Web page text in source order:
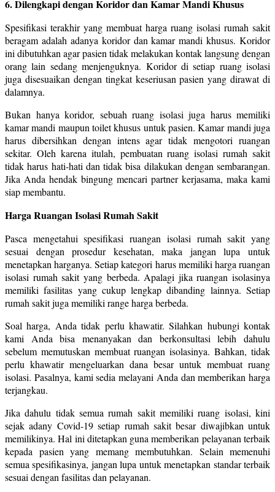
6. Dilengkapi dengan Koridor dan Kamar Mandi Khusus
Spesifikasi terakhir yang membuat harga ruang isolasi rumah sakit
beragam adalah adanya koridor dan kamar mandi khusus. Koridor
ini dibutuhkan agar pasien tidak melakukan kontak langsung dengan
orang lain sedang menjenguknya. Koridor di setiap ruang isolasi
juga disesuaikan dengan tingkat keseriusan pasien yang dirawat di
dalamnya.
Bukan hanya koridor, sebuah ruang isolasi juga harus memiliki
kamar mandi maupun toilet khusus untuk pasien. Kamar mandi juga
harus dibersihkan dengan intens agar tidak mengotori ruangan
sekitar. Oleh karena itulah, pembuatan ruang isolasi rumah sakit
tidak harus hati-hati dan tidak bisa dilakukan dengan sembarangan.
Jika Anda hendak bingung mencari partner kerjasama, maka kami
siap membantu.
Harga Ruangan Isolasi Rumah Sakit
Pasca mengetahui spesifikasi ruangan isolasi rumah sakit yang
sesuai dengan prosedur kesehatan, maka jangan lupa untuk
menetapkan harganya. Setiap kategori harus memiliki harga ruangan
isolasi rumah sakit yang berbeda. Apalagi jika ruangan isolasinya
memiliki fasilitas yang cukup lengkap dibanding lainnya. Setiap
rumah sakit juga memiliki range harga berbeda.
Soal harga, Anda tidak perlu khawatir. Silahkan hubungi kontak
kami Anda bisa menanyakan dan berkonsultasi lebih dahulu
sebelum memutuskan membuat ruangan isolasinya. Bahkan, tidak
perlu khawatir mengeluarkan dana besar untuk membuat ruang
isolasi. Pasalnya, kami sedia melayani Anda dan memberikan harga
terjangkau.
Jika dahulu tidak semua rumah sakit memiliki ruang isolasi, kini
sejak adany Covid-19 setiap rumah sakit besar diwajibkan untuk
memilikinya. Hal ini ditetapkan guna memberikan pelayanan terbaik
kepada pasien yang memang membutuhkan. Selain memenuhi
semua spesifikasinya, jangan lupa untuk menetapkan standar terbaik
sesuai dengan fasilitas dan pelayanan.